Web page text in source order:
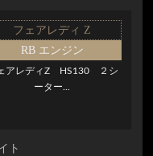
フェアレディ Z
RB エンジン
アレディZ HS130 ２シ
ーター...
ト